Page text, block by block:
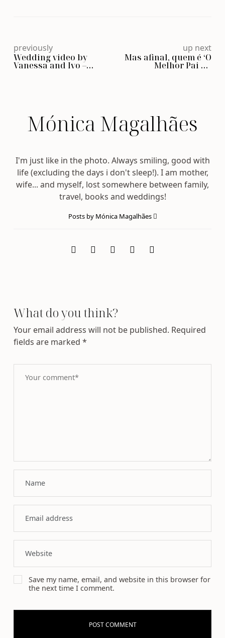
previously
Wedding video by
Vanessa and Ivo –
up next
Mas afinal, quem é ‘O
Melhor Pai do
Mónica Magalhães
I'm just like in the photo. Always smiling, good with
life (excluding the days i don't sleep!). I am mother,
wife... and myself, lost somewhere between family,
travel, books and weddings!
Posts by Mónica Magalhães
What do you think?
Your email address will not be published. Required
fields are marked*
Save my name, email, and website in this browser for
the next time I comment.